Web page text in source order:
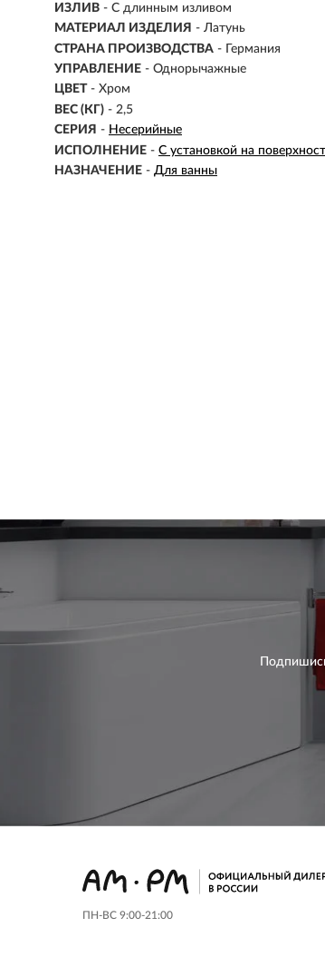
ИЗЛИВ - С длинным изливом
МАТЕРИАЛ ИЗДЕЛИЯ - Латунь
СТРАНА ПРОИЗВОДСТВА - Германия
УПРАВЛЕНИЕ - Однорычажные
ЦВЕТ - Хром
ВЕС (КГ) - 2,5
СЕРИЯ - Несерийные
ИСПОЛНЕНИЕ - С установкой на
НАЗНАЧЕНИЕ - Для ванны
ПН-ВС 9:00-21:00